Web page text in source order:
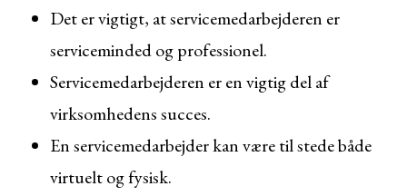
Det er vigtigt, at servicemedarbejderen er
serviceminded og professionel.
Servicemedarbejderen er en vigtig del af
virksomhedens succes.
En servicemedarbejder kan være til stede både
virtuelt og fysisk.